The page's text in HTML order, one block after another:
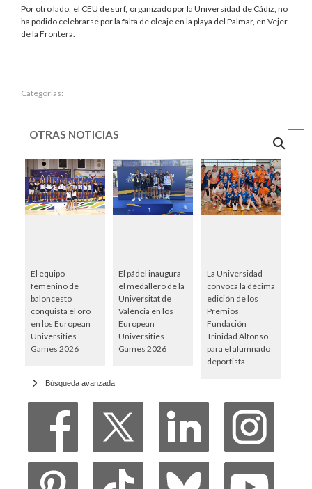
Por otro lado, el CEU de surf, organizado por la Universidad de Cádiz, no
ha podido celebrarse por la falta de oleaje en la playa del Palmar, en Vejer
de la Frontera.
Categorias:
OTRAS NOTICIAS
El equipo
femenino de
baloncesto
conquista el oro
en los European
Universities
Games 2026
El pádel inaugura
el medallero de la
Universitat de
València en los
European
Universities
Games 2026
La Universidad
convoca la décima
edición de los
Premios
Fundación
Trinidad Alfonso
para el alumnado
deportista
Búsqueda avanzada